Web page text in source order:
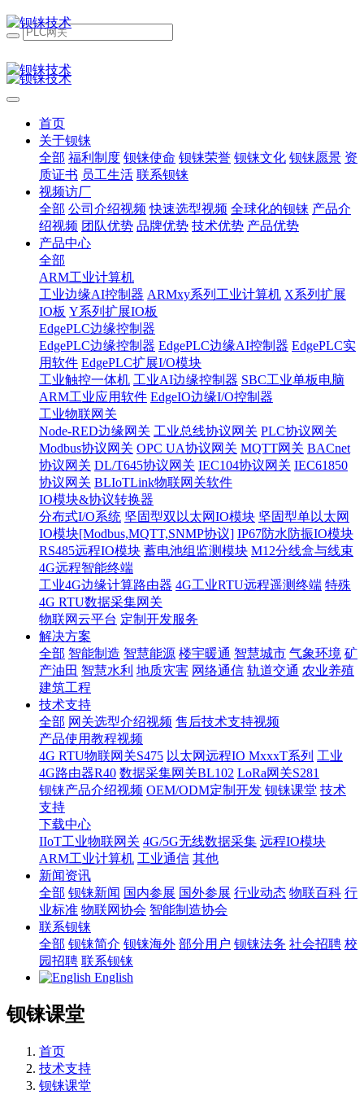
首页
关于钡铼
全部 福利制度 钡铼使命 钡铼荣誉 钡铼文化 钡铼愿景 资
质证书 员工生活 联系钡铼
视频访厂
全部 公司介绍视频 快速选型视频 全球化的钡铼 产品介
绍视频 团队优势 品牌优势 技术优势 产品优势
产品中心
全部
ARM工业计算机
工业边缘AI控制器 ARMxy系列工业计算机 X系列扩展
IO板 Y系列扩展IO板
EdgePLC边缘控制器
EdgePLC边缘控制器 EdgePLC边缘AI控制器 EdgePLC实
用软件 EdgePLC扩展I/O模块
工业触控一体机 工业AI边缘控制器 SBC工业单板电脑
ARM工业应用软件 EdgeIO边缘I/O控制器
工业物联网关
Node-RED边缘网关 工业总线协议网关 PLC协议网关
Modbus协议网关 OPC UA协议网关 MQTT网关 BACnet
协议网关 DL/T645协议网关 IEC104协议网关 IEC61850
协议网关 BLIoTLink物联网关软件
IO模块&协议转换器
分布式I/O系统 坚固型双以太网IO模块 坚固型单以太网
IO模块[Modbus,MQTT,SNMP协议] IP67防水防振IO模块
RS485远程IO模块 蓄电池组监测模块 M12分线盒与线束
4G远程智能终端
工业4G边缘计算路由器 4G工业RTU远程遥测终端 特殊
4G RTU数据采集网关
物联网云平台 定制开发服务
解决方案
全部 智能制造 智慧能源 楼宇暖通 智慧城市 气象环境 矿
产油田 智慧水利 地质灾害 网络通信 轨道交通 农业养殖
建筑工程
技术支持
全部 网关选型介绍视频 售后技术支持视频
产品使用教程视频
4G RTU物联网关S475 以太网远程IO MxxxT系列 工业
4G路由器R40 数据采集网关BL102 LoRa网关S281
钡铼产品介绍视频 OEM/ODM定制开发 钡铼课堂 技术
支持
下载中心
IIoT工业物联网关 4G/5G无线数据采集 远程IO模块
ARM工业计算机 工业通信 其他
新闻资讯
全部 钡铼新闻 国内参展 国外参展 行业动态 物联百科 行
业标准 物联网协会 智能制造协会
联系钡铼
全部 钡铼简介 钡铼海外 部分用户 钡铼法务 社会招聘 校
园招聘 联系钡铼
English
钡铼课堂
首页
技术支持
钡铼课堂